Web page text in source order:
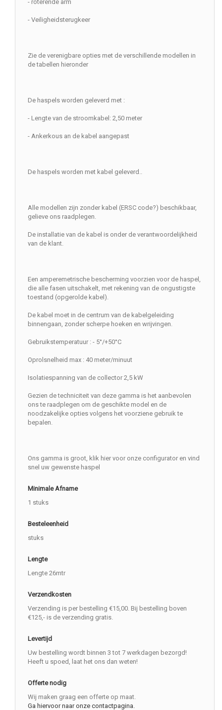
- roterende arm
- Veiligheidsterugkeer
Zie de verenigbare opties met de verschillende modellen in
de tabellen hieronder
De haspels worden geleverd met :
- Lengte van de stroomkabel: 2,50 meter
- Ankerkous an de kabel aangepast
De haspels worden met kabel geleverd..
Alle modellen zijn zonder kabel (ERSC code?) beschikbaar,
gelieve ons raadplegen.
De installatie van de kabel is onder de verantwoordelijkheid
van de klant.
Een amperemetrische bescherming voorzien voor de haspel,
die alle fasen uitschakelt, met rekening van de ongustigste
toestand (opgerolde kabel).
De kabel moet in de centrum van de kabelgeleiding
binnengaan, zonder scherpe hoeken en wrijvingen.
Gebruikstemperatuur : - 5°/+50°C
Oprolsnelheid max : 40 meter/minuut
Isolatiespanning van de collector 2,5 kW
Gezien de techniciteit van deze gamma is het aanbevolen
ons te raadplegen om de geschikte model en de
noodzakelijke opties volgens het voorziene gebruik te
bepalen.
Ons gamma is groot, klik hier voor onze configurator en vind
snel uw gewenste haspel
Minimale Afname
1 stuks
Besteleenheid
stuks
Lengte
Lengte 26mtr
Verzendkosten
Verzending is per bestelling €15,00. Bij bestelling boven
€125,- is de verzending gratis.
Levertijd
Uw bestelling wordt binnen 3 tot 7 werkdagen bezorgd!
Heeft u spoed, laat het ons dan weten!
Offerte nodig
Wij maken graag een offerte op maat.
Ga hiervoor naar onze contactpagina.